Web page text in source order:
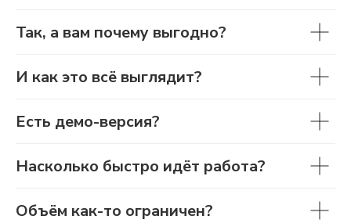
Так, а вам почему выгодно?
И как это всё выглядит?
Есть демо-версия?
Насколько быстро идёт работа?
Объём как-то ограничен?